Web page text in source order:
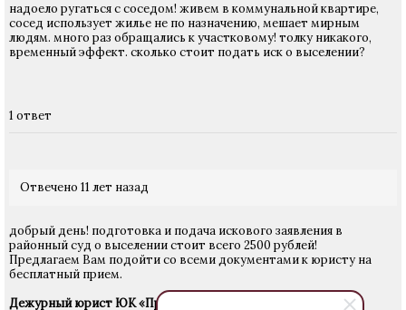
надоело ругаться с соседом! живем в коммунальной квартире,
сосед использует жилье не по назначению, мешает мирным
людям. много раз обращались к участковому! толку никакого,
временный эффект. сколько стоит подать иск о выселении?
1 ответ
Отвечено 11 лет назад
добрый день! подготовка и подача искового заявления в
районный суд о выселении стоит всего 2500 рублей!
Предлагаем Вам подойти со всеми документами к юристу на
бесплатный прием.
Дежурный юрист ЮК «Право Групп»